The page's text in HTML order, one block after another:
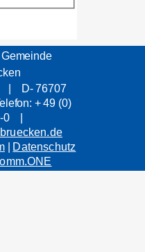
| D- 76707
+ 49 (0)
0 |
| Datenschutz